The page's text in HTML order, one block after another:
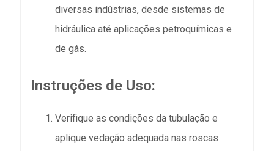
diversas indústrias, desde sistemas de
hidráulica até aplicações petroquímicas e
de gás.
Instruções de Uso:
Verifique as condições da tubulação e
aplique vedação adequada nas roscas